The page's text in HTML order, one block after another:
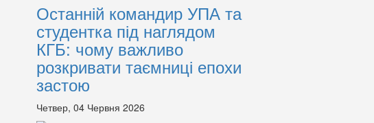
Останній командир УПА та
студентка під наглядом
КГБ: чому важливо
розкривати таємниці епохи
застою
Четвер, 04 Червня 2026